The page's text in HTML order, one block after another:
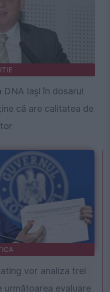
DNA Iași în dosarul
că are calitatea de
vor analiza trei
evaluare